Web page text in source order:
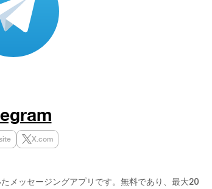
X.com
メッセージングアプリです。無料であり、最大20